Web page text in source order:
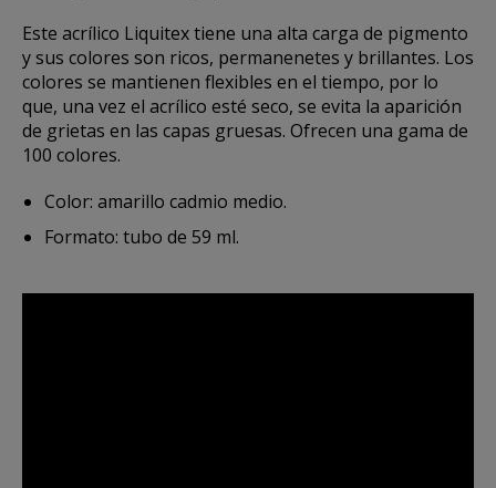
Este acrílico Liquitex tiene una alta carga de pigmento
y sus colores son ricos, permanenetes y brillantes. Los
colores se mantienen flexibles en el tiempo, por lo
que, una vez el acrílico esté seco, se evita la aparición
de grietas en las capas gruesas. Ofrecen una gama de
100 colores.
Color: amarillo cadmio medio.
Formato: tubo de 59 ml.